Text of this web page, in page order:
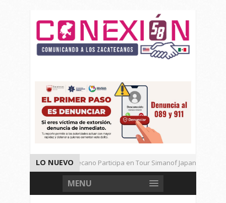
LO NUEVO
Universitario Zacatecano Participa en Tour Simanof Japan 2026
Implementa SAMA Estrategia de Reciclaje con Empresa PetStar
MENU